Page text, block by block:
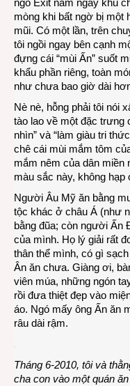
ngõ Exit nằm ngay khu
mòng khi bất ngờ bị một
mũi. Có một lần, trên
tôi ngồi ngay bên cạnh
đựng cái “mùi Ấn” suốt
khẩu phần riêng, toàn
như chưa bao giờ dài
Nè nè, hỗng phải tôi nói
tào lao về một đặc trưng
nhìn” và “làm giàu tri
chê cái mùi mắm tôm
mắm nêm của dân
màu sắc này, không hạp
Người Âu Mỹ ăn bằng
tộc khác ở châu Á (như
bằng đũa; còn người Ấn
của mình. Họ lý giải rất
thân thể mình, có gì
Ân ăn chưa. Giàng ơi,
viên múa, những ngón
rồi đưa thiệt đẹp vào
áo. Ngó mấy ông Ấn ăn
râu dài rậm.
Tháng 6-2010, tôi và
cha con vào một quán